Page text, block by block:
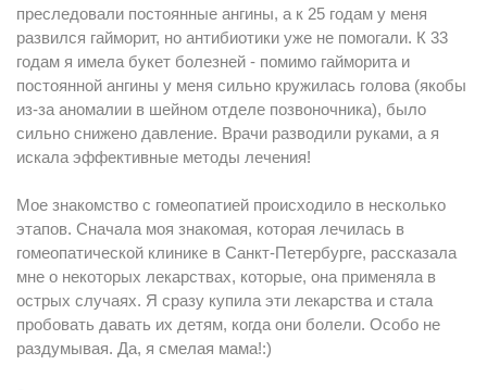
преследовали постоянные ангины, а к 25 годам у меня
развился гайморит, но антибиотики уже не помогали. К 33
годам я имела букет болезней - помимо гайморита и
постоянной ангины у меня сильно кружилась голова (якобы
из-за аномалии в шейном отделе позвоночника), было
сильно снижено давление. Врачи разводили руками, а я
искала эффективные методы лечения!
Мое знакомство с гомеопатией происходило в несколько
этапов. Сначала моя знакомая, которая лечилась в
гомеопатической клинике в Санкт-Петербурге, рассказала
мне о некоторых лекарствах, которые, она применяла в
острых случаях. Я сразу купила эти лекарства и стала
пробовать давать их детям, когда они болели. Особо не
раздумывая. Да, я смелая мама!:)